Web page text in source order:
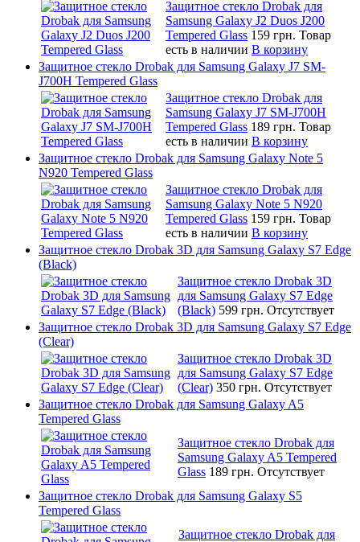
Защитное стекло Drobak для
Samsung Galaxy J2 Duos J200
Tempered Glass 159 грн. Товар
есть в наличии В корзину
Защитное стекло Drobak для Samsung Galaxy J7 SM-
J700H Tempered Glass
Защитное стекло Drobak для
Samsung Galaxy J7 SM-J700H
Tempered Glass 189 грн. Товар
есть в наличии В корзину
Защитное стекло Drobak для Samsung Galaxy Note 5
N920 Tempered Glass
Защитное стекло Drobak для
Samsung Galaxy Note 5 N920
Tempered Glass 159 грн. Товар
есть в наличии В корзину
Защитное стекло Drobak 3D для Samsung Galaxy S7 Edge
(Black)
Защитное стекло Drobak 3D
для Samsung Galaxy S7 Edge
(Black) 599 грн. Отсутствует
Защитное стекло Drobak 3D для Samsung Galaxy S7 Edge
(Clear)
Защитное стекло Drobak 3D
для Samsung Galaxy S7 Edge
(Clear) 350 грн. Отсутствует
Защитное стекло Drobak для Samsung Galaxy A5
Tempered Glass
Защитное стекло Drobak для
Samsung Galaxy A5 Tempered
Glass 189 грн. Отсутствует
Защитное стекло Drobak для Samsung Galaxy S5
Tempered Glass
Защитное стекло Drobak для